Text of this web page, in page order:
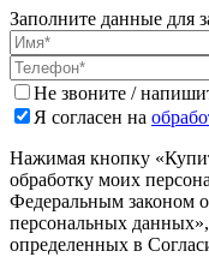
Заполните данные для
Не звоните /
Я согласен на
Нажимая кнопку
обработку моих
Федеральным законом
персональных
определенных в